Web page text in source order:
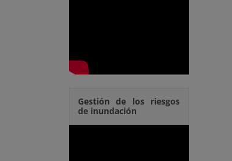
Gestión de los riesgos
de inundación